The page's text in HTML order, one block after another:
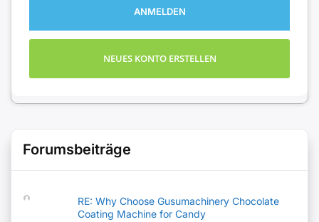
ANMELDEN
NEUES KONTO ERSTELLEN
Forumsbeiträge
RE: Why Choose Gusumachinery Chocolate
Coating Machine for Candy